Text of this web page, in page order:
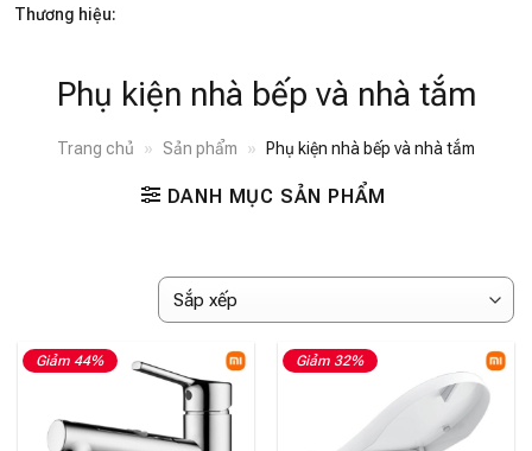
Thương hiệu:
Phụ kiện nhà bếp và nhà tắm
Trang chủ » Sản phẩm » Phụ kiện nhà bếp và nhà tắm
DANH MỤC SẢN PHẨM
Giảm 44% Giảm 32%